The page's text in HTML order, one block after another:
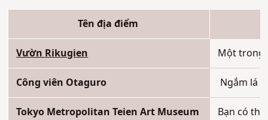
Tên địa điểm
Vườn Rikugien Một trong
Công viên Otaguro Ngắm lá
Tokyo Metropolitan Teien Art Museum Bạn có